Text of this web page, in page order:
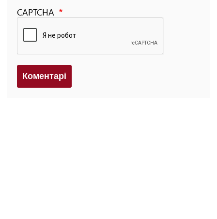
CAPTCHA
Коментарi